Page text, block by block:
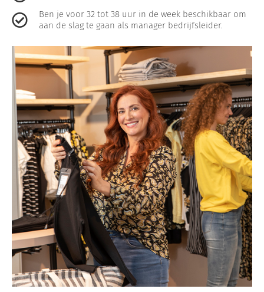
Ben je voor 32 tot 38 uur in de week beschikbaar om
aan de slag te gaan als manager bedrijfsleider.